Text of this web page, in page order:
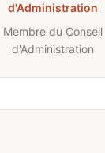
d'Administration
Membre du Conseil
d'Administration